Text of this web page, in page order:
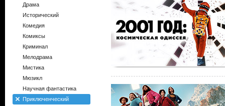
Драма
Исторический
Комедия
Комиксы
Криминал
Мелодрама
Мистика
Мюзикл
Научная фантастика
Приключенческий